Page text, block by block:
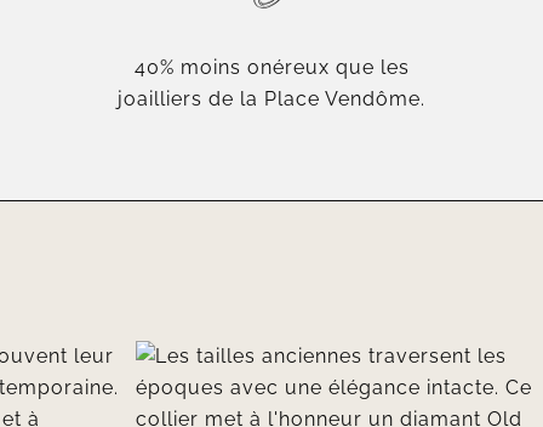
40% moins onéreux que les
joailliers de la Place Vendôme.